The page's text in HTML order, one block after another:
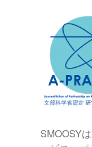
SMOOSY